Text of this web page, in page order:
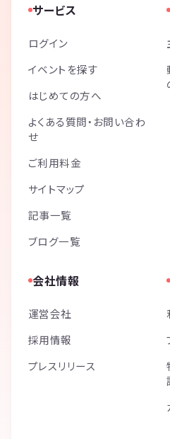
サービス
ログイン
イベントを探す
はじめての方へ
よくある質問・お問い合わ
せ
ご利用料金
サイトマップ
記事一覧
ブログ一覧
会社情報
運営会社
採用情報
プレスリリース